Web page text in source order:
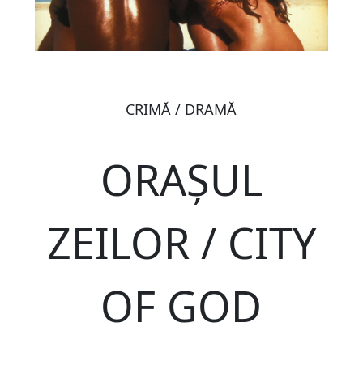
CRIMĂ / DRAMĂ
ORAȘUL
ZEILOR / CITY
OF GOD